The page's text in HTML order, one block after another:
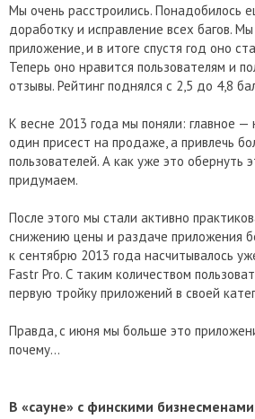
Мы очень расстроились. Понадобилось
доработку и исправление всех багов.
приложение, и в итоге спустя год оно
Теперь оно нравится пользователям и
отзывы. Рейтинг поднялся с 2,5 до 4,8
К весне 2013 года мы поняли: главное —
один присест на продаже, а привлечь
пользователей. А как уже это обернуть
придумаем.
После этого мы стали активно
снижению цены и раздаче приложения
к сентябрю 2013 года насчитывалось
Fastr Pro. С таким количеством
первую тройку приложений в своей
Правда, с июня мы больше это
почему…
В «сауне» с финскими бизнесменами